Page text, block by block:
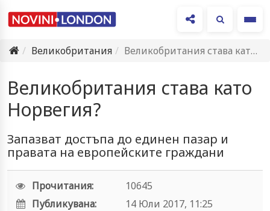
Великобритания
Великобритания става като Норвегия?
Великобритания става като
Норвегия?
Запазват достъпа до единен пазар и
правата на европейските граждани
Прочитания:
10645
Публикувана:
14 Юли 2017, 11:25